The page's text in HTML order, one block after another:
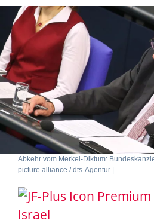
Abkehr vom Merkel-Diktum:
picture alliance / dts-Agentur | –
Israel